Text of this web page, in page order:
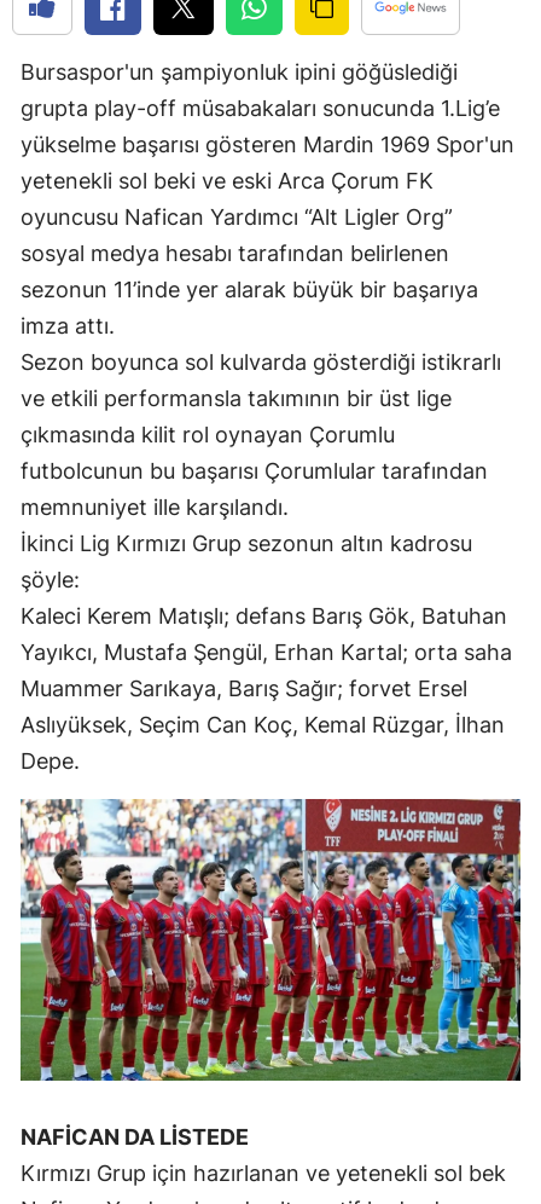
Eskişehir
Gaziantep
Giresun
Gümüşhane
Hakkari
Hatay
Mersin
İstanbul
İzmir
Kastamonu
Kayseri
Kırklareli
Konya
Kütahya
Malatya
Manisa
Kahramanmaraş
Mardin
Bursaspor'un şampiyonluk ipini göğüslediği
grupta play-off müsabakaları sonucunda 1.Lig’e
yükselme başarısı gösteren Mardin 1969 Spor'un
yetenekli sol beki ve eski Arca Çorum FK
oyuncusu Nafican Yardımcı “Alt Ligler Org”
sosyal medya hesabı tarafından belirlenen
sezonun 11’inde yer alarak büyük bir başarıya
imza attı.
Sezon boyunca sol kulvarda gösterdiği istikrarlı
ve etkili performansla takımının bir üst lige
çıkmasında kilit rol oynayan Çorumlu
futbolcunun bu başarısı Çorumlular tarafından
memnuniyet ille karşılandı.
İkinci Lig Kırmızı Grup sezonun altın kadrosu
şöyle:
Kaleci Kerem Matışlı; defans Barış Gök, Batuhan
Yayıkcı, Mustafa Şengül, Erhan Kartal; orta saha
Muammer Sarıkaya, Barış Sağır; forvet Ersel
Aslıyüksek, Seçim Can Koç, Kemal Rüzgar, İlhan
Depe.
NAFİCAN DA LİSTEDE
Kırmızı Grup için hazırlanan ve yetenekli sol bek